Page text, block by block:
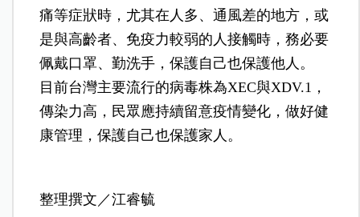
痛等症狀時，尤其在人多、通風差的地方，或
是與高齡者、免疫力較弱的人接觸時，務必要
佩戴口罩、勤洗手，保護自己也保護他人。
目前台灣主要流行的病毒株為XEC與XDV.1，
傳染力高，民眾應持續留意疫情變化，做好健
康管理，保護自己也保護家人。
整理撰文／江睿毓